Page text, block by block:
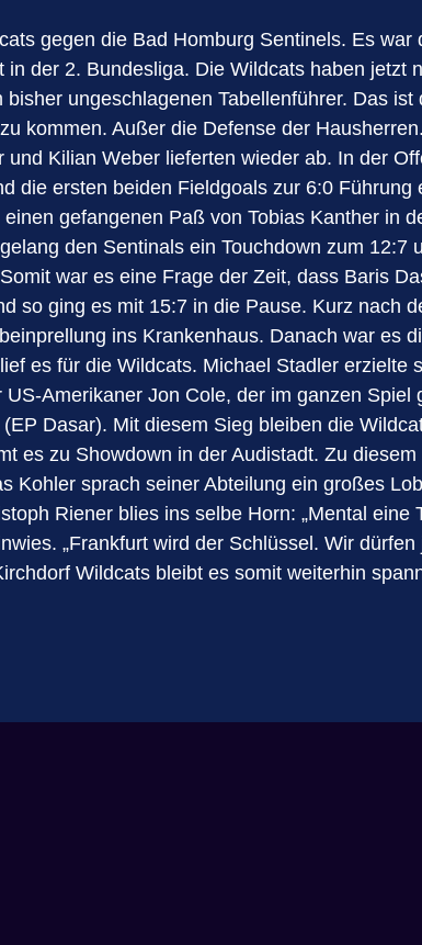
gegen die Bad Homburg Sentinels. Es war
der 2. Bundesliga. Die Wildcats haben jetzt
ungeschlagenen Tabellenführer. Das ist
kommen. Außer die Defense der
Kilian Weber lieferten wieder ab. In der
die ersten beiden Fieldgoals zur 6:0 Führung
gefangenen Paß von Tobias Kanther in
den Sentinals ein Touchdown zum 12:7
war es eine Frage der Zeit, dass Baris
so ging es mit 15:7 in die Pause. Kurz nach
ins Krankenhaus. Danach war es
es für die Wildcats. Michael Stadler erzielte
Amerikaner Jon Cole, der im ganzen Spiel
Dasar). Mit diesem Sieg bleiben die
es zu Showdown in der Audistadt. Zu
Kohler sprach seiner Abteilung ein großes
Riener blies ins selbe Horn: „Mental eine
„Frankfurt wird der Schlüssel. Wir dürfen
Wildcats bleibt es somit weiterhin